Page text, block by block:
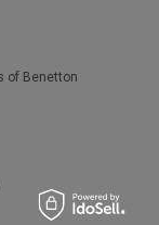
of Benetton